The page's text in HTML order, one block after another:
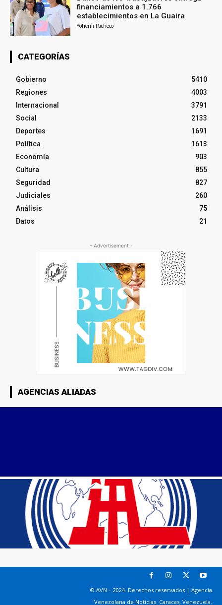
financiamientos a 1.766
establecimientos en La Guaira
Yohenli Pacheco
CATEGORÍAS
Gobierno
5410
Regiones
4003
Internacional
3791
Social
2133
Deportes
1691
Política
1613
Economía
903
Cultura
855
Seguridad
827
Judiciales
260
Análisis
75
Datos
21
- Advertisement -
AGENCIAS ALIADAS
© AVN – 2024. Derechos reservados | Agencia
Venezolana de Noticias. Caracas, Venezuela.